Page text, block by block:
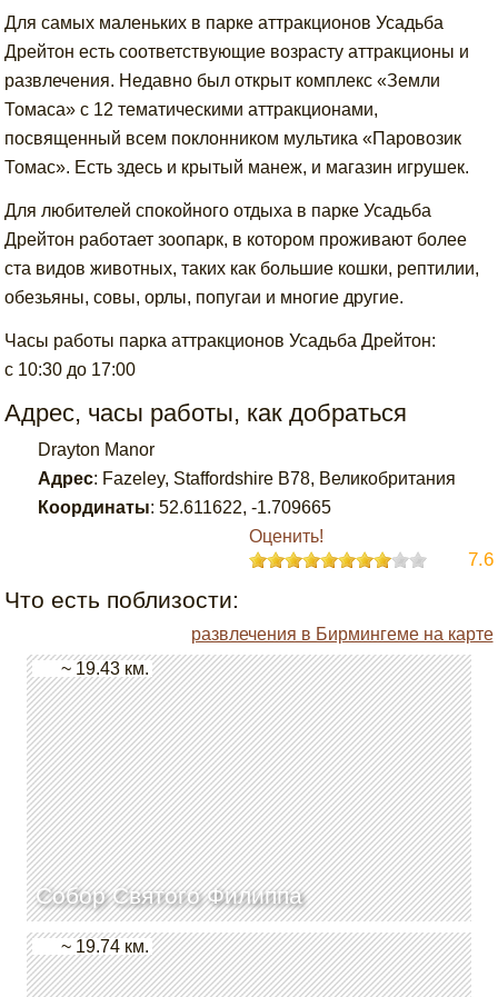
Для самых маленьких в парке аттракционов Усадьба
Дрейтон есть соответствующие возрасту аттракционы и
развлечения. Недавно был открыт комплекс «Земли
Томаса» с 12 тематическими аттракционами,
посвященный всем поклонником мультика «Паровозик
Томас». Есть здесь и крытый манеж, и магазин игрушек.
Для любителей спокойного отдыха в парке Усадьба
Дрейтон работает зоопарк, в котором проживают более
ста видов животных, таких как большие кошки, рептилии,
обезьяны, совы, орлы, попугаи и многие другие.
Часы работы парка аттракционов Усадьба Дрейтон:
с 10:30 до 17:00
Адрес, часы работы, как добраться
Drayton Manor
Адрес: Fazeley, Staffordshire B78, Великобритания
Координаты: 52.611622,-1.709665
Оценить!
7.6
Что есть поблизости:
развлечения в Бирмингеме на карте
Собор Святого Филиппа
~ 19.43 км.
~ 19.74 км.